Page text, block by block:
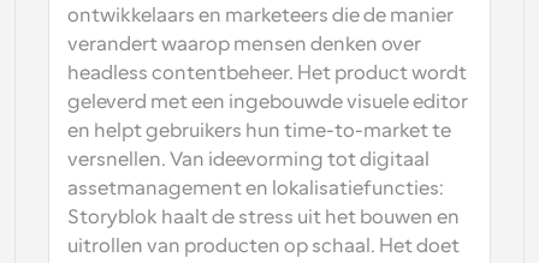
ontwikkelaars en marketeers die de manier
verandert waarop mensen denken over
headless contentbeheer. Het product wordt
geleverd met een ingebouwde visuele editor
en helpt gebruikers hun time-to-market te
versnellen. Van ideevorming tot digitaal
assetmanagement en lokalisatiefuncties:
Storyblok haalt de stress uit het bouwen en
uitrollen van producten op schaal. Het doet